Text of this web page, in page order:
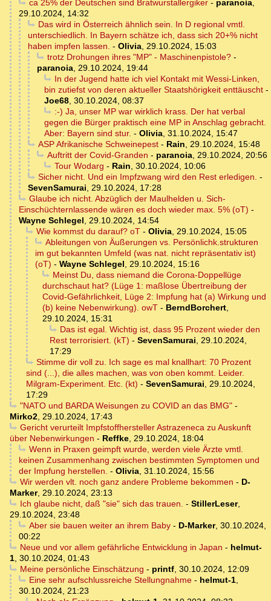
ca 25% der Deutschen sind Bratwurstallergiker- paranoia,
29.10.2024, 14:32
Das wird in Österreich ähnlich sein. In D regional vmtl.
unterschiedlich. In Bayern schätze ich, dass sich 20+% nicht
haben impfen lassen. - Olivia, 29.10.2024, 15:03
trotz Drohungen ihres "MP" - Maschinenpistole?-
paranoia, 29.10.2024, 19:44
In der Jugend hatte ich viel Kontakt mit Wessi-Linken,
bin zutiefst von deren aktueller Staatshörigkeit enttäuscht -
Joe68, 30.10.2024, 08:37
:-) Ja, unser MP war wirklich krass. Der hat verbal
gegen die Bürger praktisch eine MP in Anschlag gebracht.
Aber: Bayern sind stur. - Olivia, 31.10.2024, 15:47
ASP Afrikanische Schweinepest- Rain, 29.10.2024, 15:48
Auftritt der Covid-Granden - paranoia, 29.10.2024, 20:56
Tour Wodarg - Rain, 30.10.2024, 10:06
Sicher nicht. Und ein Impfzwang wird den Rest erledigen. -
SevenSamurai, 29.10.2024, 17:28
Glaube ich nicht. Abzüglich der Maulhelden u. Sich-
Einschüchternlassende wären es doch wieder max. 5% (oT) -
Wayne Schlegel, 29.10.2024, 14:54
Wie kommst du darauf? oT- Olivia, 29.10.2024, 15:05
Ableitungen von Äußerungen vs. Persönlichk.strukturen
im gut bekannten Umfeld (was nat. nicht repräsentativ ist)
(oT) - Wayne Schlegel, 29.10.2024, 15:16
Meinst Du, dass niemand die Corona-Doppellüge
durchschaut hat? (Lüge 1: maßlose Übertreibung der
Covid-Gefährlichkeit, Lüge 2: Impfung hat (a) Wirkung und
(b) keine Nebenwirkung). owT - BerndBorchert,
29.10.2024, 15:31
Das ist egal. Wichtig ist, dass 95 Prozent wieder den
Rest terrorisiert. (kT) - SevenSamurai, 29.10.2024,
17:29
Stimme dir voll zu. Ich sage es mal knallhart: 70 Prozent
sind (...), die alles machen, was von oben kommt. Leider.
Milgram-Experiment. Etc. (kt) - SevenSamurai, 29.10.2024,
17:29
"NATO und BARDA Weisungen zu COVID an das BMG"-
Mirko2, 29.10.2024, 17:43
Gericht verurteilt Impfstoffhersteller Astrazeneca zu Auskunft
über Nebenwirkungen - Reffke, 29.10.2024, 18:04
Wenn in Praxen geimpft wurde, werden viele Ärzte vmtl.
keinen Zusammenhang zwischen bestimmten Symptomen und
der Impfung herstellen. - Olivia, 31.10.2024, 15:56
Wir werden vlt. noch ganz andere Probleme bekommen - D-
Marker, 29.10.2024, 23:13
Ich glaube nicht, daß "sie" sich das trauen. - StillerLeser,
29.10.2024, 23:48
Aber sie bauen weiter an ihrem Baby- D-Marker, 30.10.2024,
00:22
Neue und vor allem gefährliche Entwicklung in Japan - helmut-
1, 30.10.2024, 01:43
Meine persönliche Einschätzung - printf, 30.10.2024, 12:09
Eine sehr aufschlussreiche Stellungnahme- helmut-1,
30.10.2024, 21:23